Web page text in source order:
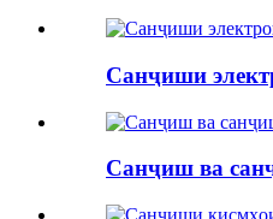
Санҷиши
Санҷиш ва